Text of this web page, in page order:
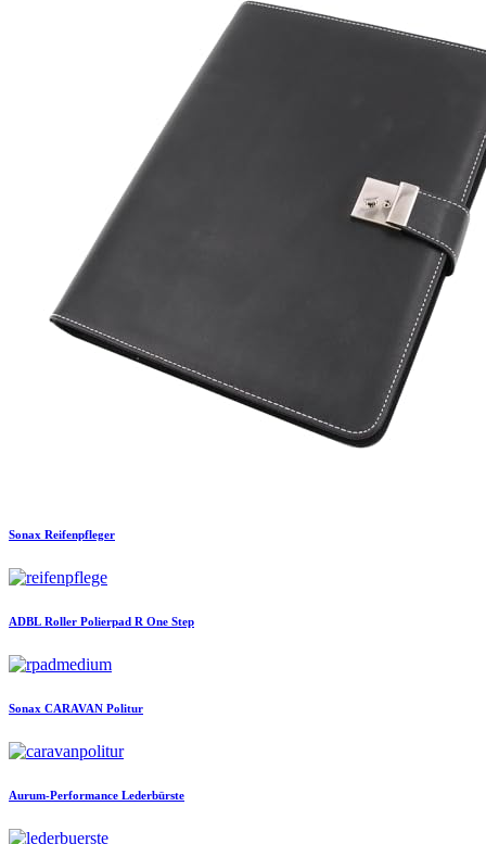
Sonax Reifenpfleger
ADBL Roller Polierpad R One Step
Sonax CARAVAN Politur
Aurum-Performance Lederbürste